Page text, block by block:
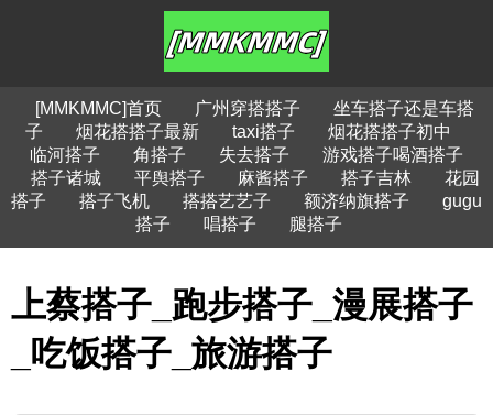
[MMKMMC]首页 广州穿搭搭子
坐车搭子还是车搭
子
烟花搭搭子最新 taxi搭子
烟花搭搭子初中
临河搭子
角搭子 失去搭子
游戏搭子喝酒搭子
搭子诸城
平舆搭子 麻酱搭子 搭子吉林
花园
搭子
搭子飞机 搭搭艺艺子 额济纳旗搭子
gugu
搭子
唱搭子 腿搭子
上蔡搭子_跑步搭子_漫展搭子
_吃饭搭子_旅游搭子